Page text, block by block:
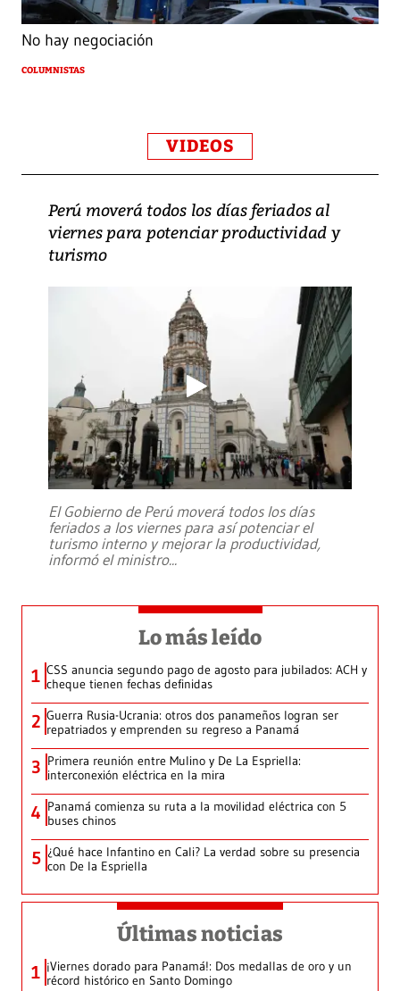
No hay negociación
COLUMNISTAS
VIDEOS
Perú moverá todos los días feriados al
viernes para potenciar productividad y
turismo
El Gobierno de Perú moverá todos los días
feriados a los viernes para así potenciar el
turismo interno y mejorar la productividad,
informó el ministro...
Lo más leído
1 CSS anuncia segundo pago de agosto para jubilados: ACH y
cheque tienen fechas definidas
2 Guerra Rusia-Ucrania: otros dos panameños logran ser
repatriados y emprenden su regreso a Panamá
3 Primera reunión entre Mulino y De La Espriella:
interconexión eléctrica en la mira
4 Panamá comienza su ruta a la movilidad eléctrica con 5
buses chinos
5 ¿Qué hace Infantino en Cali? La verdad sobre su presencia
con De la Espriella
Últimas noticias
1 ¡Viernes dorado para Panamá!: Dos medallas de oro y un
récord histórico en Santo Domingo